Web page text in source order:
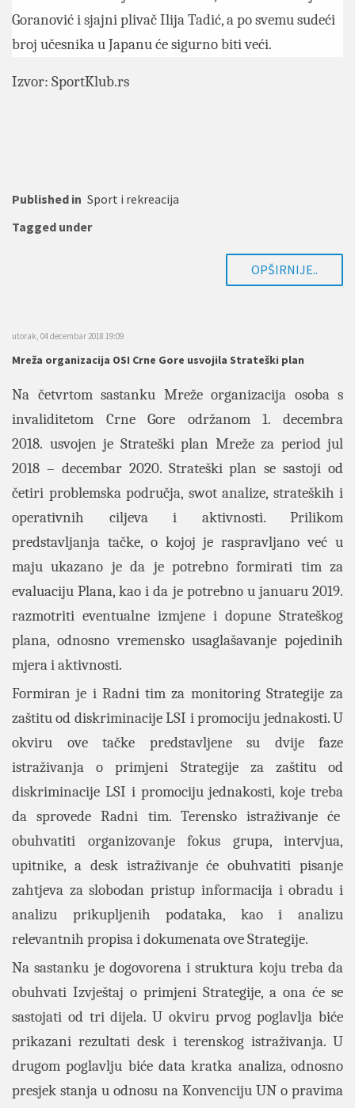
Goranović i sjajni plivač Ilija Tadić, a po svemu sudeći
broj učesnika u Japanu će sigurno biti veći.
Izvor: SportKlub.rs
Published in Sport i rekreacija
Tagged under
OPŠIRNIJE..
utorak, 04 decembar 2018 19:09
Mreža organizacija OSI Crne Gore usvojila Strateški plan
Na četvrtom sastanku Mreže organizacija osoba s
invaliditetom Crne Gore održanom 1. decembra
2018. usvojen je Strateški plan Mreže za period jul
2018 – decembar 2020. Strateški plan se sastoji od
četiri problemska područja, swot analize, strateških i
operativnih ciljeva i aktivnosti. Prilikom
predstavljanja tačke, o kojoj je raspravljano već u
maju ukazano je da je potrebno formirati tim za
evaluaciju Plana, kao i da je potrebno u januaru 2019.
razmotriti eventualne izmjene i dopune Strateškog
plana, odnosno vremensko usaglašavanje pojedinih
mjera i aktivnosti.
Formiran je iRadni tim za monitoring Strategije za
zaštitu od diskriminacije LSI i promociju jednakosti. U
okviru ove tačke predstavljene su dvije faze
istraživanja o primjeni Strategije za zaštitu od
diskriminacije LSI i promociju jednakosti, koje treba
da sprovede Radni tim. Terensko istraživanje će
obuhvatiti organizovanje fokus grupa, intervjua,
upitnike, a desk istraživanje će obuhvatiti pisanje
zahtjeva za slobodan pristup informacija i obradu i
analizu prikupljenih podataka, kao i analizu
relevantnih propisa i dokumenata ove Strategije.
Na sastanku je dogovorena i struktura koju treba da
obuhvati Izvještaj o primjeni Strategije, a ona će se
sastojati od tri dijela. U okviru prvog poglavlja biće
prikazani rezultatidesk i terenskog istraživanja. U
drugom poglavlju biće data kratka analiza, odnosno
presjek stanja u odnosu na Konvenciju UN o pravima